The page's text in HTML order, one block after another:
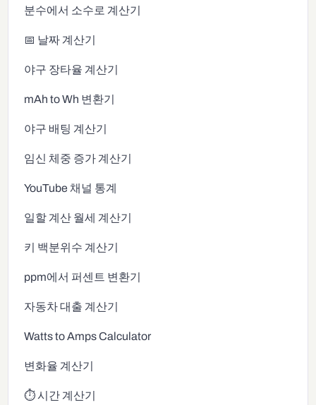
분수에서 소수로 계산기
📅 날짜 계산기
야구 장타율 계산기
mAh to Wh 변환기
야구 배팅 계산기
임신 체중 증가 계산기
YouTube 채널 통계
일할 계산 월세 계산기
키 백분위수 계산기
ppm에서 퍼센트 변환기
자동차 대출 계산기
Watts to Amps Calculator
변화율 계산기
⏱️ 시간 계산기